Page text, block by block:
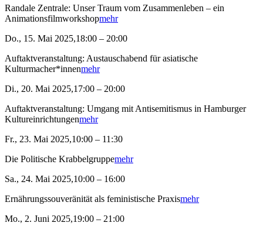
Randale Zentrale: Unser Traum vom Zusammenleben – ein
Animationsfilmworkshopmehr
Do., 15. Mai 2025,18:00 – 20:00
Auftaktveranstaltung: Austauschabend für asiatische
Kulturmacher*innenmehr
Di., 20. Mai 2025,17:00 – 20:00
Auftaktveranstaltung: Umgang mit Antisemitismus in Hamburger
Kultureinrichtungenmehr
Fr., 23. Mai 2025,10:00 – 11:30
Die Politische Krabbelgruppemehr
Sa., 24. Mai 2025,10:00 – 16:00
Ernährungssouveränität als feministische Praxismehr
Mo., 2. Juni 2025,19:00 – 21:00